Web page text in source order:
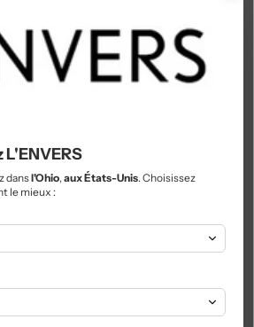
₦)
$)
€)
₨)
(ILS ₪)
Guinée (PGK K)
dansl'Ohio, aux États-Unis. Choisissez
le mieux :